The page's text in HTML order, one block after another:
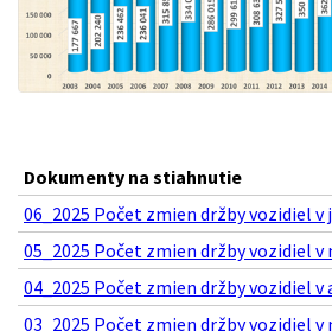
Dokumenty na stiahnutie
06_2025 Počet zmien držby vozidiel v
05_2025 Počet zmien držby vozidiel v
04_2025 Počet zmien držby vozidiel v
03_2025 Počet zmien držby vozidiel v